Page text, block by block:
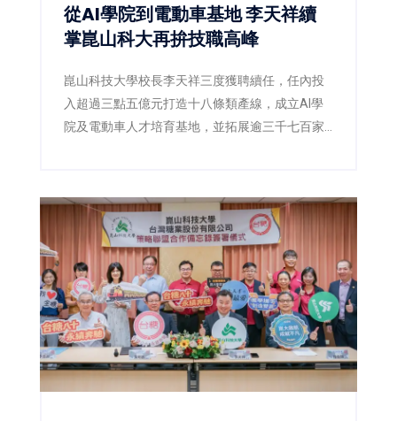
從AI學院到電動車基地 李天祥續
掌崑山科大再拚技職高峰
崑山科技大學校長李天祥三度獲聘續任，任內投
入超過三點五億元打造十八條類產線，成立AI學
院及電動車人才培育基地，並拓展逾三千七百家